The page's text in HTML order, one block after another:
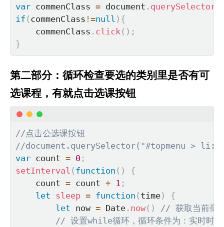
var commenClass = document . querySelector
if ( commenClass !=null ) {
    commenClass
. click( ) ;
}
第二部分：循环检查要选的类别里是否有可
选课程，有就点击选课按钮
//点击公选课按钮
//document.querySelector("#topmenu >
var count = 0 ;
setInterval ( function ( )
{
    count
= count + 1 ;
let sleep = function ( time)
{
let now = Date . now( )
// 获取当前毫
// 设置while循环，循环条件为：实时时间